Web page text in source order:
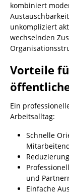
kombiniert
unkompliziert
wechselnden
Vorteile
Ein
Arbeitsalltag:
Schnelle
und
Einfache